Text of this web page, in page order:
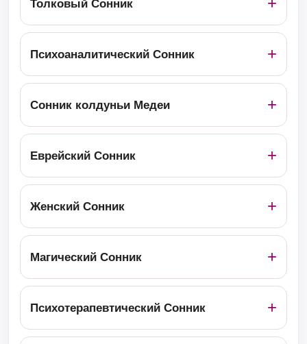
Толковый Сонник
Психоаналитический Сонник
Сонник колдуньи Медеи
Еврейский Сонник
Женский Сонник
Магический Сонник
Психотерапевтический Сонник